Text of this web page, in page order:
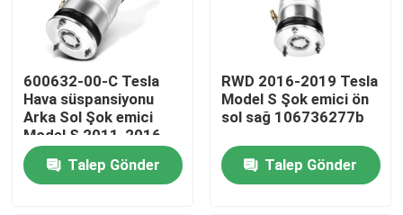
Fabrika turu
Kalite kontrol
Bizimle İletişim
600632-00-C Tesla
Hava süspansiyonu
Arka Sol Şok emici
Model S 2011-2016
için
Talep Gönder
RWD 2016-2019 Tesla
Model S Şok emici ön
sol sağ 106736277b
Talep Gönder